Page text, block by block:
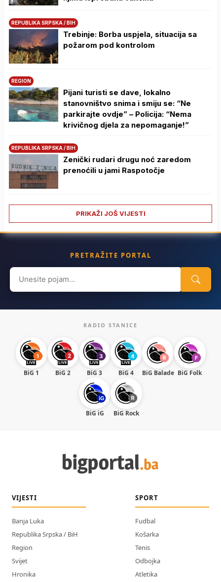
REPUBLIKA SRPSKA / BIH
Trebinje: Borba uspjela, situacija sa
požarom pod kontrolom
REGION
Pijani turisti se dave, lokalno
stanovništvo snima i smiju se: “Ne
parkirajte ovdje” – Policija: “Nema
krivičnog djela za nepomaganje!”
REPUBLIKA SRPSKA / BIH
Zenički rudari drugu noć zaredom
prenoćili u jami Raspotočje
PRIKAŽI JOŠ VIJESTI
PRETRAŽITE PORTAL
Search
for:
RADIO STANICE
BiG 1 BiG 2 BiG 3 BiG 4 BiG Balade BiG Folk
BiG iG BiG Rock
VIJESTI
Banja Luka
Republika Srpska / BiH
Region
Svijet
Hronika
SPORT
Fudbal
Košarka
Tenis
Odbojka
Atletika